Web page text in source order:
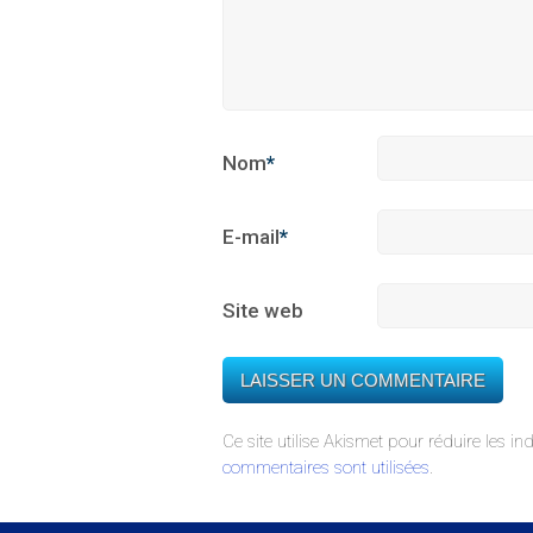
Nom*
E-mail*
Site web
Ce site utilise Akismet pour réduire les
commentaires sont utilisées.